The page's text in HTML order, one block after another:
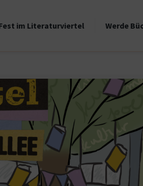
im Literaturviertel Werde